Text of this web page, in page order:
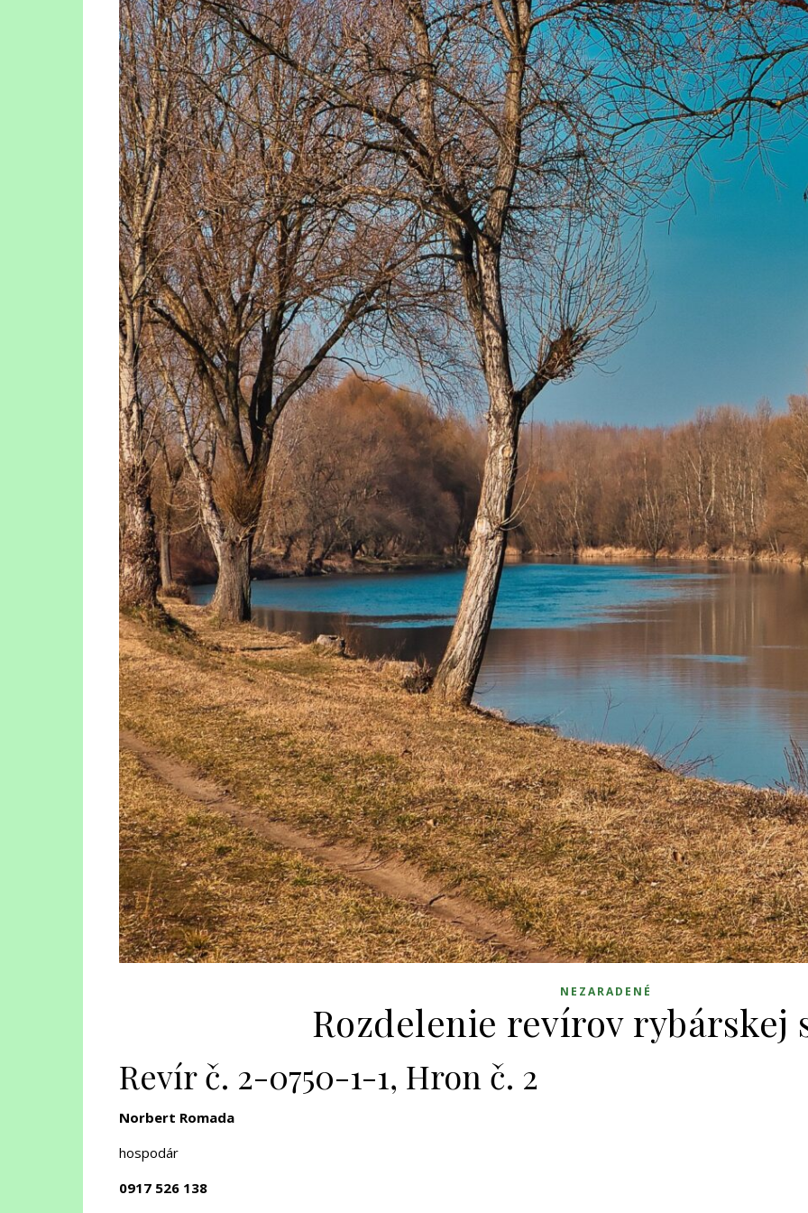
NEZARADENÉ
Rozdelenie revírov rybárskej
Revír č. 2-0750-1-1, Hron č. 2
Norbert Romada
hospodár
0917 526 138